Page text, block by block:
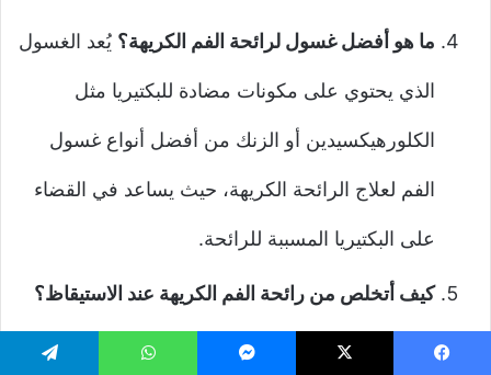
ما هو أفضل غسول لرائحة الفم الكريهة؟ يُعد الغسول
الذي يحتوي على مكونات مضادة للبكتيريا مثل
الكلورهيكسيدين أو الزنك من أفضل أنواع غسول
الفم لعلاج الرائحة الكريهة، حيث يساعد في القضاء
على البكتيريا المسببة للرائحة.
كيف أتخلص من رائحة الفم الكريهة عند الاستيقاظ؟
يمكن الحد من رائحة الفم الكريهة عند الاستيقاظ عن